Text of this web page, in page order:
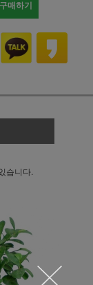
구매하기
습니다.